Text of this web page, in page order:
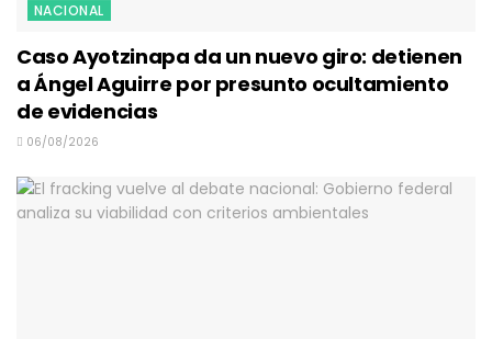
NACIONAL
Caso Ayotzinapa da un nuevo giro: detienen
a Ángel Aguirre por presunto ocultamiento
de evidencias
06/08/2026